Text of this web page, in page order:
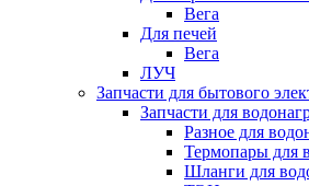
Вега
Для печей
Вега
ЛУЧ
Запчасти для бытового
Запчасти для
Разное для
Термопары для
Шланги для